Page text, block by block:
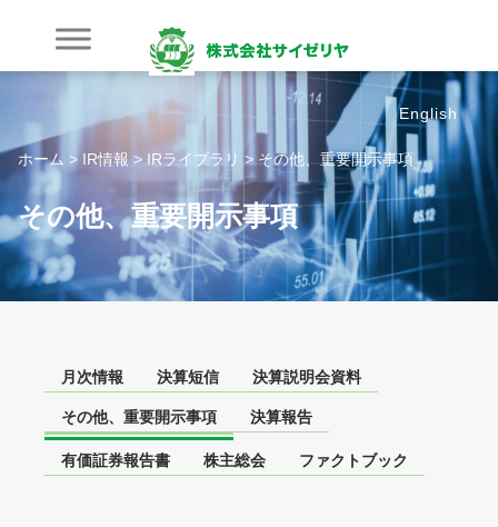
を
ッ
プ
English
ホーム > IR情報>IRライブラリ > その他、重要開示事項
その他、重要開示事項
月次情報 決算短信 決算説明会資料
その他、重要開示事項 決算報告
有価証券報告書 株主総会 ファクトブック